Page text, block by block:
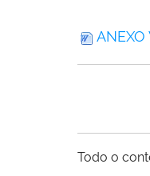
ANEXO
Todo o